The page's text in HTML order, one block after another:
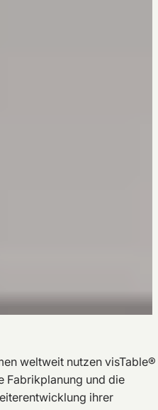
weltweit nutzen visTable®
Fabrikplanung und die
ihrer